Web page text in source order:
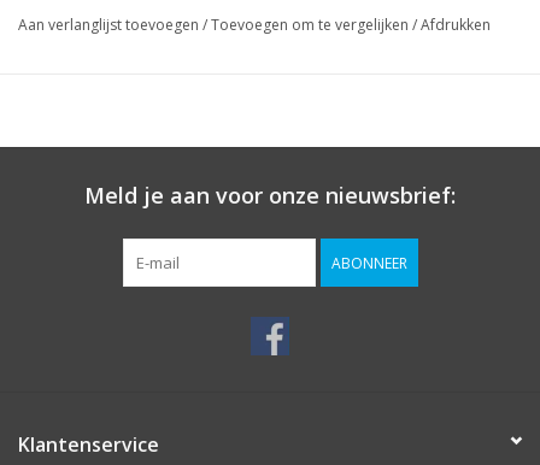
Aan verlanglijst toevoegen /Toevoegen om te vergelijken /Afdrukken
Meld je aan voor onze nieuwsbrief:
ABONNEER
Klantenservice